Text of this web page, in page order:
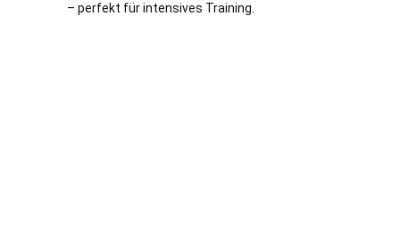
– perfekt für intensives Training.